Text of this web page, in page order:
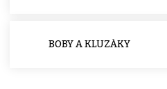
BOBY A KLUZÁKY